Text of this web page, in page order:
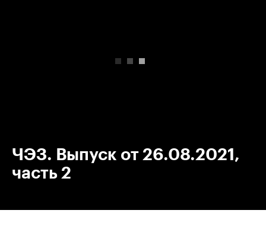
ЧЭЗ. Выпуск от 26.08.2021,
часть 2